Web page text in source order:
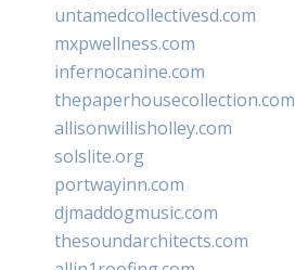
untamedcollectivesd.com
mxpwellness.com
infernocanine.com
thepaperhousecollection.com
allisonwillisholley.com
solslite.org
portwayinn.com
djmaddogmusic.com
thesoundarchitects.com